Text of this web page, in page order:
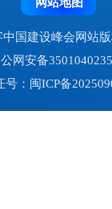
网站地图
国建设峰会网站版
网安备
号：闽ICP备